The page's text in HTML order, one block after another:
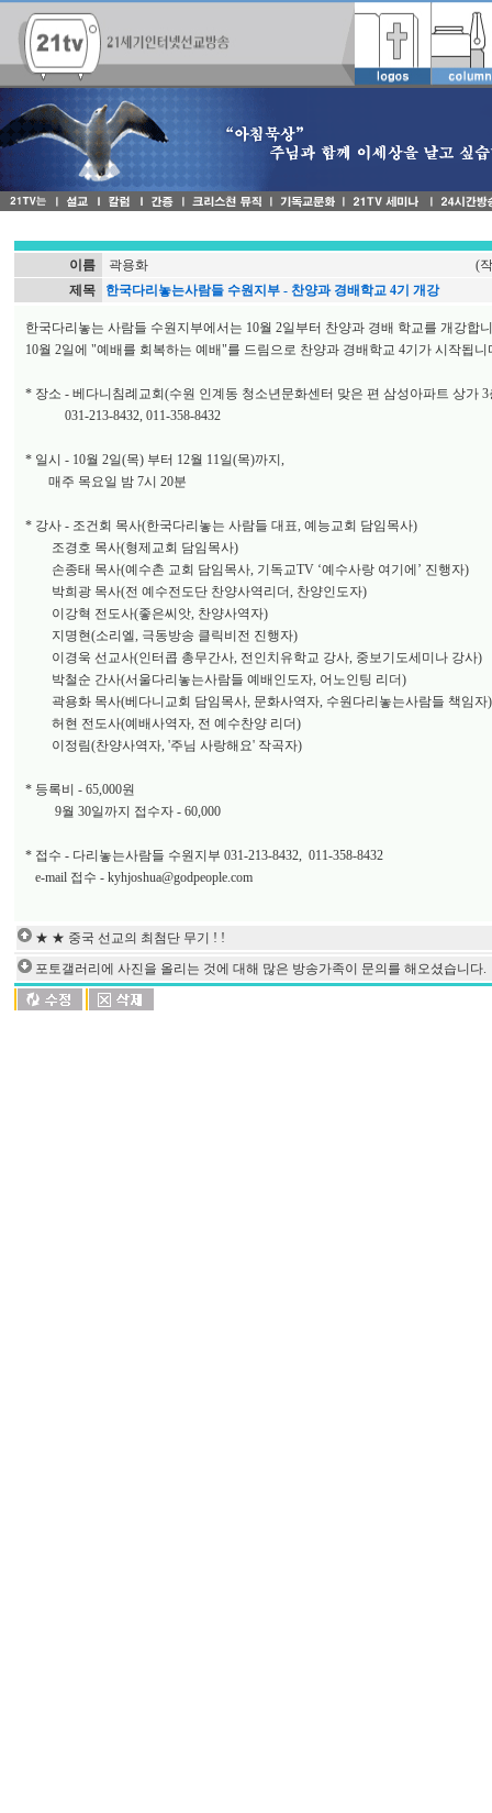
이름 곽용화
(
제목
한국다리놓는사람들 수원지부 - 찬양과 경배학교 4기 개강
한국다리놓는 사람들 수원지부에서는 10월 2일부터 찬양과 경배 학교를 개강합
10월 2일에 "예배를 회복하는 예배"를 드림으로 찬양과 경배학교 4기가 시작됩니
* 장소 - 베다니침례교회(수원 인계동 청소년문화센터 맞은 편 삼성아파트 상가 3
031-213-8432, 011-358-8432
* 일시 - 10월 2일(목) 부터 12월 11일(목)까지,
매주 목요일 밤 7시 20분
* 강사 - 조건회 목사(한국다리놓는 사람들 대표, 예능교회 담임목사)
조경호 목사(형제교회 담임목사)
손종태 목사(예수촌 교회 담임목사, 기독교TV ‘예수사랑 여기에’ 진행자)
박희광 목사(전 예수전도단 찬양사역리더, 찬양인도자)
이강혁 전도사(좋은씨앗, 찬양사역자)
지명현(소리엘, 극동방송 클릭비전 진행자)
이경욱 선교사(인터콥 총무간사, 전인치유학교 강사, 중보기도세미나 강사)
박철순 간사(서울다리놓는사람들 예배인도자, 어노인팅 리더)
곽용화 목사(베다니교회 담임목사, 문화사역자, 수원다리놓는사람들 책임자)
허현 전도사(예배사역자, 전 예수찬양 리더)
이정림(찬양사역자, '주님 사랑해요' 작곡자)
* 등록비 - 65,000원
9월 30일까지 접수자 - 60,000
* 접수 - 다리놓는사람들 수원지부 031-213-8432, 011-358-8432
e-mail 접수 - kyhjoshua@godpeople.com
★ ★ 중국 선교의 최첨단 무기 ! !
포토갤러리에 사진을 올리는 것에 대해 많은 방송가족이 문의를 해오셨습니다.